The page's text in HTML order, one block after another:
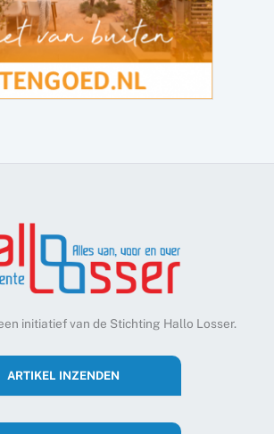
initiatief van de Stichting Hallo Losser.
ARTIKEL INZENDEN